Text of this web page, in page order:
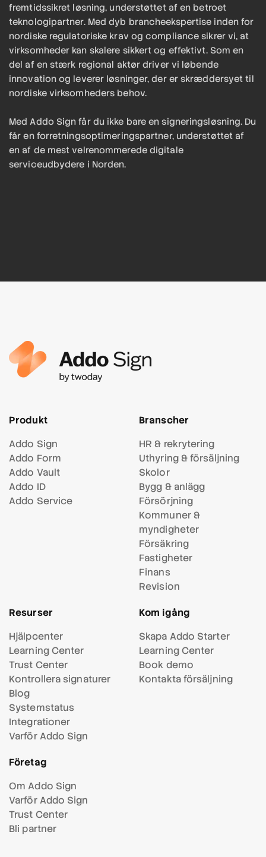
fremtidssikret løsning, understøttet af en betroet
teknologipartner. Med dyb brancheekspertise inden for
nordiske regulatoriske krav og compliance sikrer vi, at
virksomheder kan skalere sikkert og effektivt. Som en
del af en stærk regional aktør driver vi løbende
innovation og leverer løsninger, der er skræddersyet til
nordiske virksomheders behov.
Med Addo Sign får du ikke bare en signeringsløsning. Du
får en forretningsoptimeringspartner, understøttet af
en af de mest velrenommerede digitale
serviceudbydere i Norden.
Produkt
Addo Sign
Addo Form
Addo Vault
Addo ID
Addo Service
Branscher
HR & rekrytering
Uthyring & försäljning
Skolor
Bygg & anlägg
Försörjning
Kommuner &
myndigheter
Försäkring
Fastigheter
Finans
Revision
Resurser
Hjälpcenter
Learning Center
Trust Center
Kontrollera signaturer
Blog
Systemstatus
Integrationer
Varför Addo Sign
Kom igång
Skapa Addo Starter
Learning Center
Book demo
Kontakta försäljning
Företag
Om Addo Sign
Varför Addo Sign
Trust Center
Bli partner